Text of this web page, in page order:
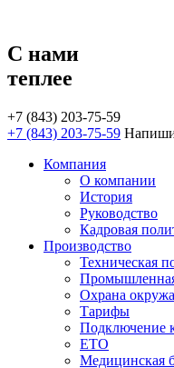
С нами
теплее
+7 (843) 203-75-59
+7 (843) 203-75-59
Компания
О компании
История
Руководство
Кадровая
Производство
Техническая
Промышленная
Охрана
Тарифы
Подключение
ЕТО
Медицинская